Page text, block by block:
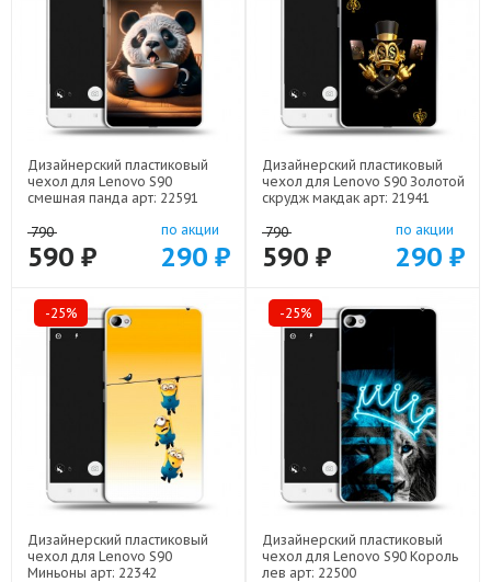
Дизайнерский пластиковый
чехол для Lenovo S90
смешная панда арт: 22591
790
590 ₽
по акции
290 ₽
Дизайнерский пластиковый
чехол для Lenovo S90 Золотой
скрудж макдак арт: 21941
790
590 ₽
по акции
290 ₽
-25%
Дизайнерский пластиковый
чехол для Lenovo S90
Миньоны арт: 22342
-25%
Дизайнерский пластиковый
чехол для Lenovo S90 Король
лев арт: 22500